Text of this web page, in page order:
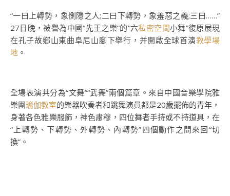
“一曰上轉勢，象惻隱之人;二曰下轉勢，象羞惡之義;三曰……”
27日晚，被譽為中國“先王之樂”的“六私密空間小舞”復原展現
在孔子故鄉山東曲阜尼山腳下舉行，并開啟全球首演教學場
地 。
全場表演共分為“文舞”“武舞”兩個篇章。來自中國音樂學院雅
樂團瑜伽教室的樂器吹奏者和跳舞演員都是20歲擺佈的青年，
身著各色雅樂服飾，神色肅穆，四位舞者手持或不持道具，在
“上轉勢、下轉勢、外轉勢、內轉勢”四個動作之間來回“切
換”。